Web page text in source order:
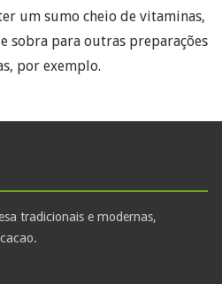
um sumo cheio de vitaminas,
sobra para outras preparações
por exemplo.
tradicionais e modernas,